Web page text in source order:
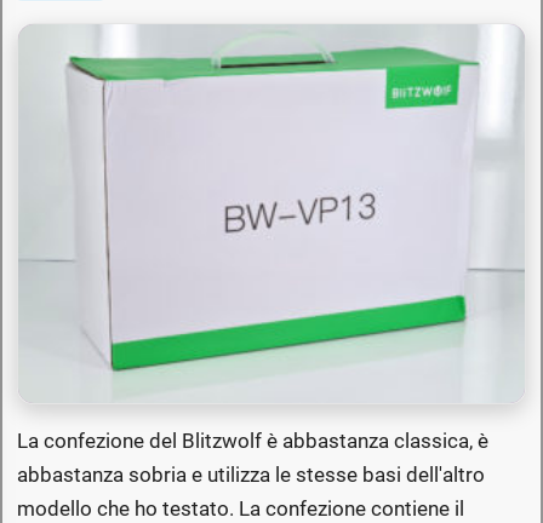
La confezione del Blitzwolf è abbastanza classica, è
abbastanza sobria e utilizza le stesse basi dell'altro
modello che ho testato. La confezione contiene il